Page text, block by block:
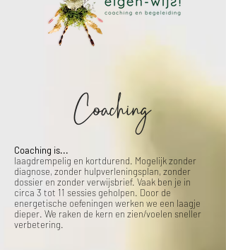
Coaching is...
laagdrempelig en kortdurend. Mogelijk zonder
diagnose, zonder hulpverleningsplan, zonder
dossier en zonder verwijsbrief. Vaak ben je in
circa 3 tot 11 sessies geholpen. Door de
energetische oefeningen werken we een laagje
dieper. We raken de kern en zien/voelen sneller
verbetering.